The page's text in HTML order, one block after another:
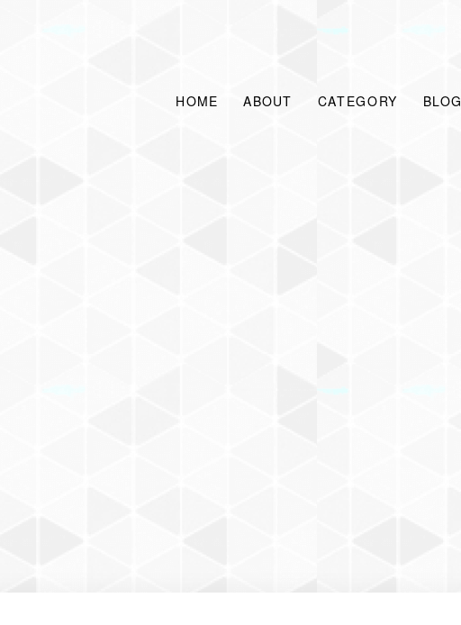
HOME ABOUT CATEGORY BLOG